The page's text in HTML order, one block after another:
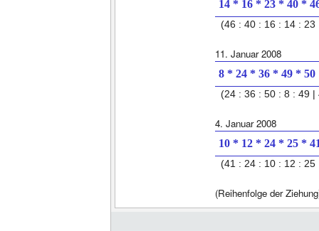
14 * 16 * 23 * 40 *
(46 : 40 : 16 : 14 : 23
11. Januar 2008
8 * 24 * 36 * 49 * 50
(24 : 36 : 50 : 8 : 49 |
4. Januar 2008
10 * 12 * 24 * 25 *
(41 : 24 : 10 : 12 : 25
(Reihenfolge der